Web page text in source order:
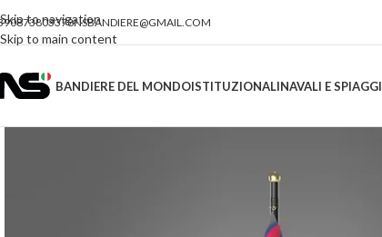
Skip to navigation
Skip to main content
NSBANDIERE@GMAIL.COM
BANDIERE DEL MONDOISTITUZIONALINAVALI E